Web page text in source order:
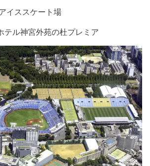
イススケート場
テル神宮外苑の杜プレミア